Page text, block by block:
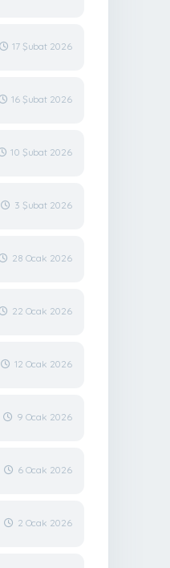
17 Şubat 2026
16 Şubat 2026
10 Şubat 2026
3 Şubat 2026
28 Ocak 2026
22 Ocak 2026
12 Ocak 2026
9 Ocak 2026
6 Ocak 2026
2 Ocak 2026